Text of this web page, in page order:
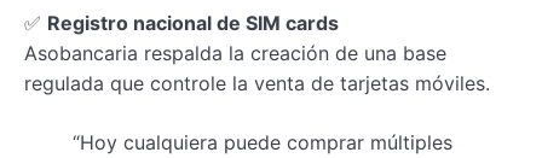
✅ Registro nacional de SIM cards
Asobancaria respalda la creación de una base
regulada que controle la venta de tarjetas móviles.
“Hoy cualquiera puede comprar múltiples